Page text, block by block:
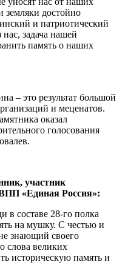
достойно
и патриотический
задача нашей
память о наших
– это результат большой
и меценатов.
оказал
голосования
участник
«Единая Россия»:
в составе 28-го полка
на мушку. С честью и
знающий своего
слова великих
историческую память и